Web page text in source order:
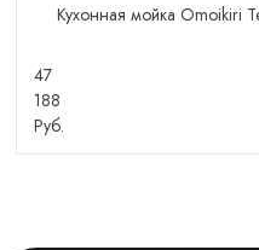
Кухонная мойка Omoikiri
47
188
Руб.